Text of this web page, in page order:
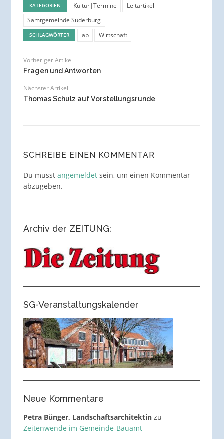
KATEGORIEN Kultur|Termine
Leitartikel
Samtgemeinde Suderburg
SCHLAGWÖRTER ap Wirtschaft
Vorheriger Artikel
Fragen und Antworten
Nächster Artikel
Thomas Schulz auf Vorstellungsrunde
SCHREIBE EINEN KOMMENTAR
Du musst angemeldetsein, um einen Kommentar
abzugeben.
Archiv der ZEITUNG:
SG-Veranstaltungskalender
Neue Kommentare
Petra Bünger, Landschaftsarchitektinzu
Zeitenwende im Gemeinde-Bauamt